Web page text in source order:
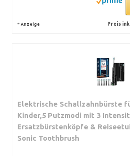
* Anzeige Preis
Elektrische Schallzahnbürste
Kinder,5 Putzmodi mit 3
Ersatzbürstenköpfe &
Sonic Toothbrush